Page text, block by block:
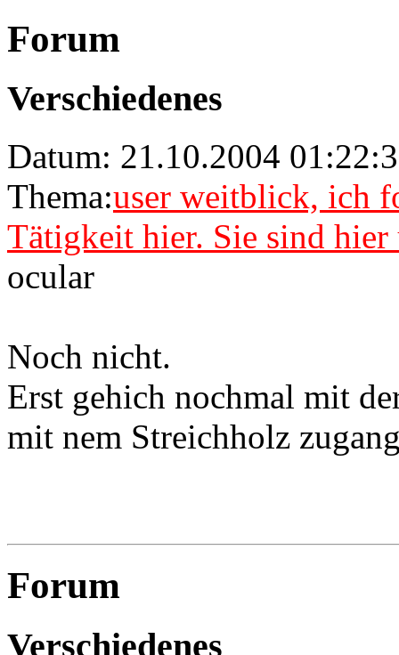
Forum
Verschiedenes
Datum: 21.10.2004
Thema:user weitblick, ich
Tätigkeit hier. Sie sind hier
ocular
Noch nicht.
Erst gehich nochmal mit
mit nem Streichholz
Forum
Verschiedenes